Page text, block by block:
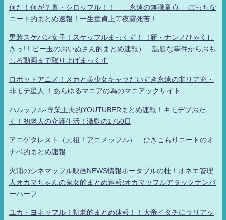
何だ！何が？真・シロッフル！！ 永遠の無職童貞- ぼっちな
ニート的まとめ速報！一生童貞上等夜露死苦！
男装スケバン女子！スケッフルまっくす！（新・ナンノひゃくし
きっ!！ビー玉のおいぬさん的まとめ速報） 話題な事件からおも
しろ動画まで取り上げまっくす
ロボットアニメ！メカと美少女キャラだいすき永遠の非リア充・
非モテ星人 ！あらゆるマニアの為のマニアックサイト
ハルッフル-専業主夫的YOUTUBERまとめ速報！キモデブおた
く！初老人の介護生活！激動の1750日
アニゲタレスト（元祖！アニメッフル） ひきこもりニートのオ
ナベ的まとめ速報
火浦のシネマッフル映画NEWS情報ポータブルの杜！オネエ管理
人オカマちゃんの鬼女的まとめ速報!オカマッフルアタックナンバ
ーハーフ
ユカ・ヨネッフル！初老的まとめ速報！！大帝イタチにラリアッ